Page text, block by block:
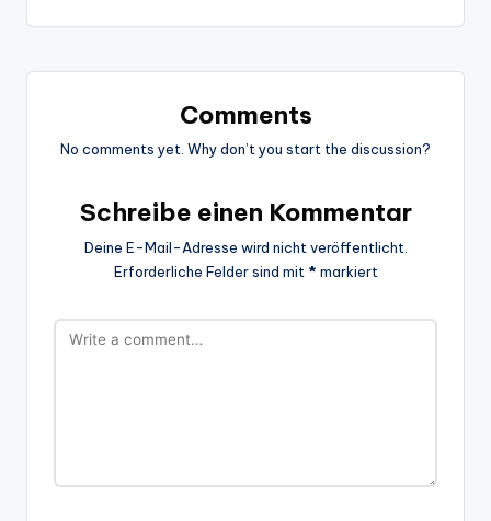
Comments
No comments yet. Why don’t you start the discussion?
Schreibe einen Kommentar
Deine E-Mail-Adresse wird nicht veröffentlicht.
Erforderliche Felder sind mit * markiert